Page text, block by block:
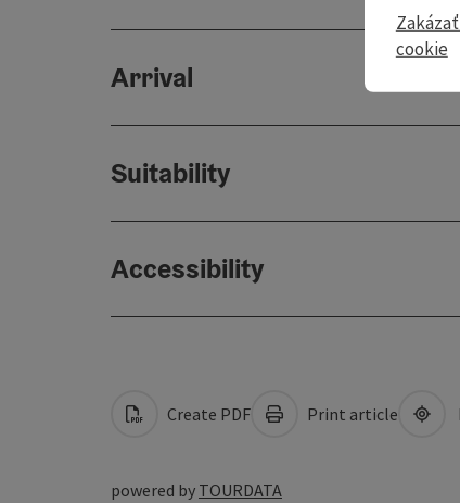
Arrival
Suitability
Accessibility
Create PDF Print article
powered by TOURDATA
cookie